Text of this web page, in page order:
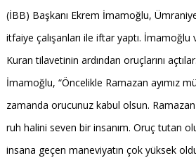
(İBB) Başkanı Ekrem İmamoğlu,
itfaiye çalışanları ile iftar yaptı. İmamoğlu
Kuran tilavetinin ardından oruçlarını
İmamoğlu, “Öncelikle Ramazan ayımız
zamanda orucunuz kabul olsun. Ramazan
ruh halini seven bir insanım. Oruç tutan
insana geçen maneviyatın çok yüksek